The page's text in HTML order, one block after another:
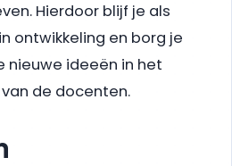
Hierdoor blijf je als
ontwikkeling en borg je
nieuwe ideeën in het
de docenten.